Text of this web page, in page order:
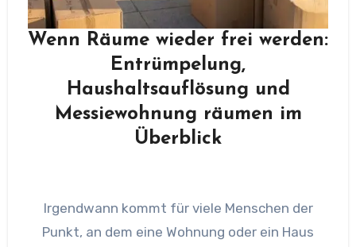
Wenn Räume wieder frei werden:
Entrümpelung,
Haushaltsauflösung und
Messiewohnung räumen im
Überblick
Irgendwann kommt für viele Menschen der
Punkt, an dem eine Wohnung oder ein Haus